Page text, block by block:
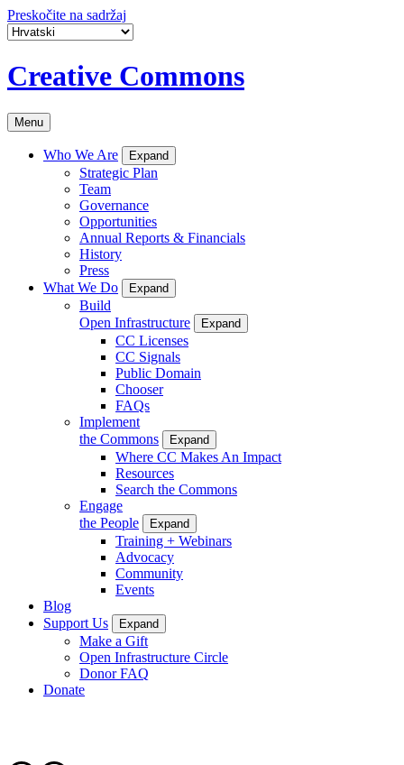
Preskočite na sadržaj
Creative Commons
Menu
Who We Are Expand
Strategic Plan
Team
Governance
Opportunities
Annual Reports & Financials
History
Press
What We Do
Expand
Build
Open Infrastructure
Expand
CC Licenses
CC Signals
Public Domain
Chooser
FAQs
Implement
the Commons
Expand
Where CC Makes An Impact
Resources
Search the Commons
Engage
the People
Expand
Training + Webinars
Advocacy
Community
Events
Blog
Support Us
Expand
Make a Gift
Open Infrastructure Circle
Donor FAQ
Donate